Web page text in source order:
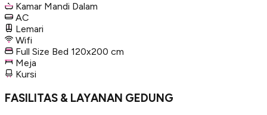
Kamar Mandi Dalam
AC
Lemari
Wifi
Full Size Bed 120x200 cm
Meja
Kursi
FASILITAS & LAYANAN GEDUNG